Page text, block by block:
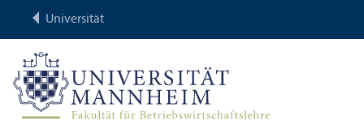
Universität